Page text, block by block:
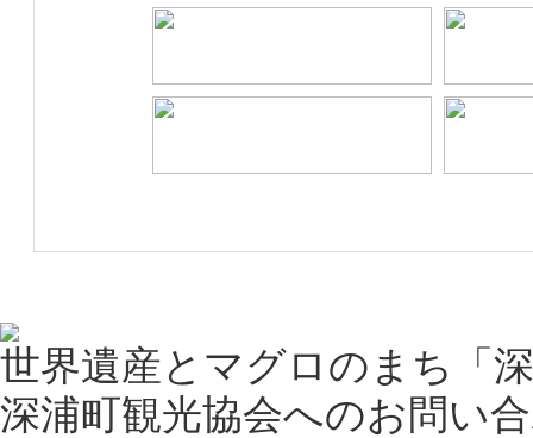
世界遺産とマグロのまち「
深浦町観光協会へのお問い